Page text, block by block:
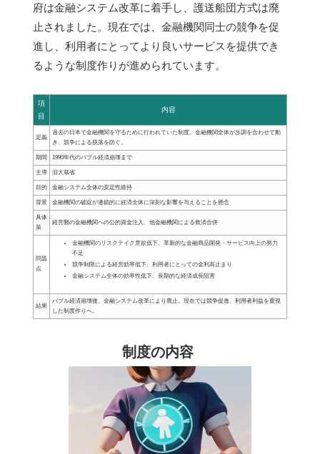
府は金融システム改革に着手し、護送船団方式は廃
止されました。現在では、金融機関同士の競争を促
進し、利用者にとってより良いサービスを提供でき
るような制度作りが進められています。
項
目
内容
定義
過去の日本で金融機関を守るために行われていた制度。金融機関全体が歩調を合わせて動
き、競争による脱落を防ぐ。
期間 1990年代のバブル経済崩壊まで
主導 旧大蔵省
目的 金融システム全体の安定性維持
背景 金融機関の破綻が連鎖的に経済全体に深刻な影響を与えることを懸念
具体
策
経営難の金融機関への公的資金注入、他金融機関による救済合併
問題
点
金融機関のリスクテイク意欲低下、革新的な金融商品開発・サービス向上の努力
不足
競争制限による経営効率低下、利用者にとっての金利高止まり
金融システム全体の効率性低下、長期的な経済成長阻害
結果
バブル経済崩壊後、金融システム改革により廃止。現在では競争促進、利用者利益を重視
した制度作りへ。
制度の内容